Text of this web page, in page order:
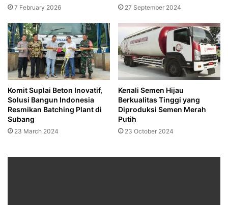
7 February 2026 27 September 2024
Komit Suplai Beton Inovatif,
Solusi Bangun Indonesia
Resmikan Batching Plant di
Subang
23 March 2024
Kenali Semen Hijau
Berkualitas Tinggi yang
Diproduksi Semen Merah
Putih
23 October 2024